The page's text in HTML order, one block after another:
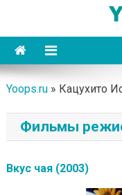
content
Yoops
Yoops.ru» Кацухито
Фильмы
Вкус чая (2003)